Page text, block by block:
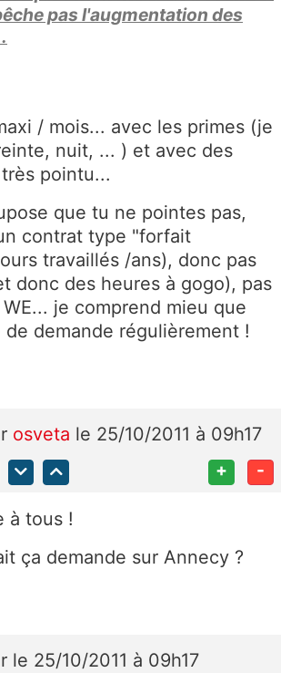
pas l'augmentation des
/ mois... avec les primes (je
nuit, ... ) et avec des
pointu...
que tu ne pointes pas,
contrat type "forfait
travaillés /ans), donc pas
donc des heures à gogo), pas
je comprend mieu que
demande régulièrement !
osveta le 25/10/2011 à 09h17
+ -
à tous !
ça demande sur Annecy ?
le 25/10/2011 à 09h17